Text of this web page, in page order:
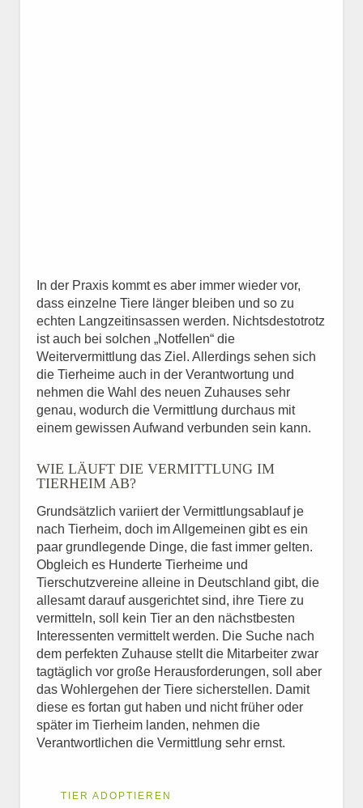
In der Praxis kommt es aber immer wieder vor,
dass einzelne Tiere länger bleiben und so zu
echten Langzeitinsassen werden. Nichtsdestotrotz
ist auch bei solchen „Notfellen“ die
Weitervermittlung das Ziel. Allerdings sehen sich
die Tierheime auch in der Verantwortung und
nehmen die Wahl des neuen Zuhauses sehr
genau, wodurch die Vermittlung durchaus mit
einem gewissen Aufwand verbunden sein kann.
WIE LÄUFT DIE VERMITTLUNG IM
TIERHEIM AB?
Grundsätzlich variiert der Vermittlungsablauf je
nach Tierheim, doch im Allgemeinen gibt es ein
paar grundlegende Dinge, die fast immer gelten.
Obgleich es Hunderte Tierheime und
Tierschutzvereine alleine in Deutschland gibt, die
allesamt darauf ausgerichtet sind, ihre Tiere zu
vermitteln, soll kein Tier an den nächstbesten
Interessenten vermittelt werden. Die Suche nach
dem perfekten Zuhause stellt die Mitarbeiter zwar
tagtäglich vor große Herausforderungen, soll aber
das Wohlergehen der Tiere sicherstellen. Damit
diese es fortan gut haben und nicht früher oder
später im Tierheim landen, nehmen die
Verantwortlichen die Vermittlung sehr ernst.
TIER ADOPTIEREN